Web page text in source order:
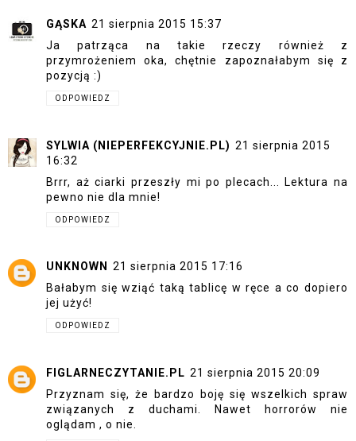
GĄSKA 21 sierpnia 2015 15:37
Ja patrząca na takie rzeczy również z
przymrożeniem oka, chętnie zapoznałabym się z
pozycją :)
ODPOWIEDZ
SYLWIA (NIEPERFEKCYJNIE.PL) 21 sierpnia 2015
16:32
Brrr, aż ciarki przeszły mi po plecach... Lektura na
pewno nie dla mnie!
ODPOWIEDZ
UNKNOWN
21 sierpnia 2015 17:16
Bałabym się wziąć taką tablicę w ręce a co dopiero
jej użyć!
ODPOWIEDZ
FIGLARNECZYTANIE.PL 21 sierpnia 2015 20:09
Przyznam się, że bardzo boję się wszelkich spraw
związanych z duchami. Nawet horrorów nie
oglądam , o nie.